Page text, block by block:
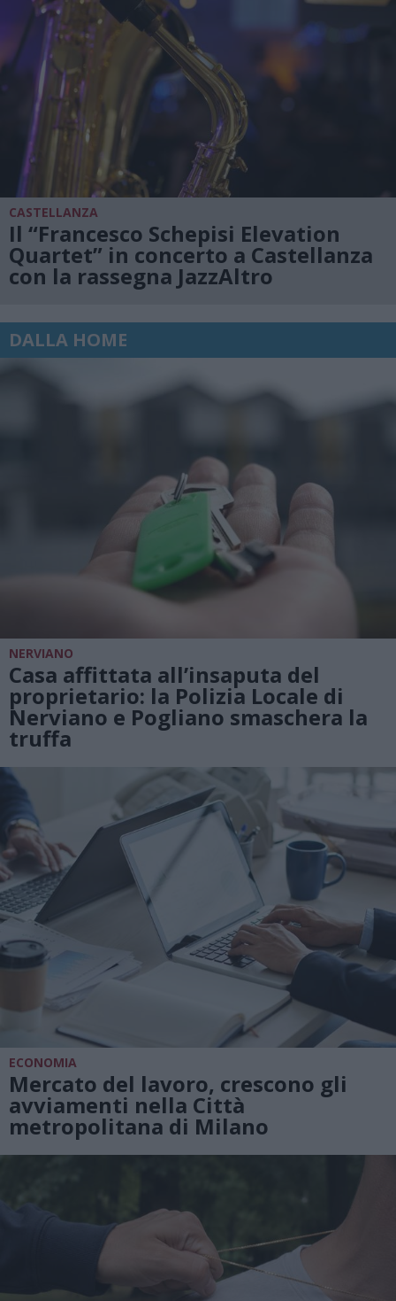
CASTELLANZA
Il “Francesco Schepisi Elevation
Quartet” in concerto a Castellanza
con la rassegna JazzAltro
DALLA HOME
NERVIANO
Casa affittata all’insaputa del
proprietario: la Polizia Locale di
Nerviano e Pogliano smaschera la
truffa
ECONOMIA
Mercato del lavoro, crescono gli
avviamenti nella Città
metropolitana di Milano